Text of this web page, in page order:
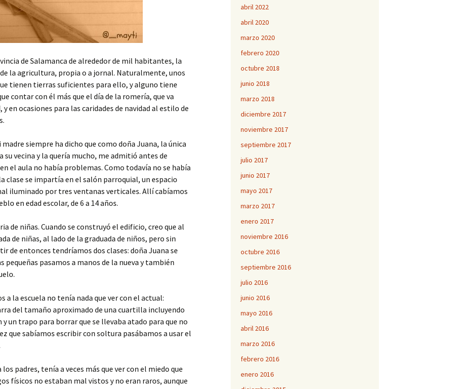
Tiramisú
de Salamanca de alrededor de mil habitantes, la
la agricultura, propia o a jornal. Naturalmente, unos
tienen tierras suficientes para ello, y alguno tiene
contar con él más que el día de la romería, que va
en ocasiones para las caridades de navidad al estilo de
siempre ha dicho que como doña Juana, la única
vecina y la quería mucho, me admitió antes de
el aula no había problemas. Como todavía no se había
clase se impartía en el salón parroquial, un espacio
iluminado por tres ventanas verticales. Allí cabíamos
en edad escolar, de 6 a 14 años.
de niñas. Cuando se construyó el edificio, creo que al
de niñas, al lado de la graduada de niños, pero sin
de entonces tendríamos dos clases: doña Juana se
pequeñas pasamos a manos de la nueva y también
a la escuela no tenía nada que ver con el actual:
del tamaño aproximado de una cuartilla incluyendo
un trapo para borrar que se llevaba atado para que no
que sabíamos escribir con soltura pasábamos a usar el
padres, tenía a veces más que ver con el miedo que
físicos no estaban mal vistos y no eran raros, aunque
abril 2022
abril 2020
marzo 2020
febrero 2020
octubre 2018
junio 2018
marzo 2018
diciembre 2017
noviembre 2017
septiembre 2017
julio 2017
junio 2017
mayo 2017
marzo 2017
enero 2017
noviembre 2016
octubre 2016
septiembre 2016
julio 2016
junio 2016
mayo 2016
abril 2016
marzo 2016
febrero 2016
enero 2016